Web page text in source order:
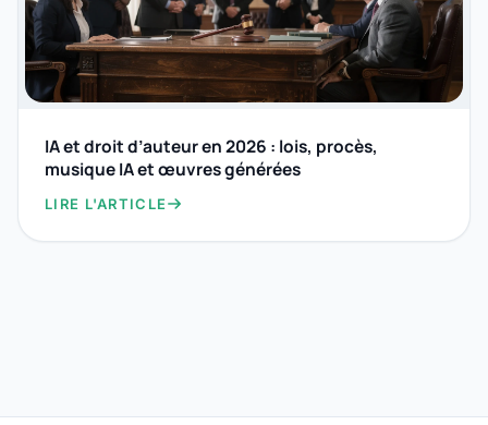
IA et droit d’auteur en 2026 : lois, procès,
musique IA et œuvres générées
LIRE L'ARTICLE